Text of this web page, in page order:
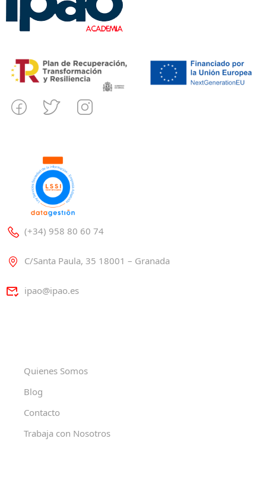
(+34) 958 80 60 74
C/Santa Paula, 35 18001 – Granada
ipao@ipao.es
Quienes Somos
Blog
Contacto
Trabaja con Nosotros